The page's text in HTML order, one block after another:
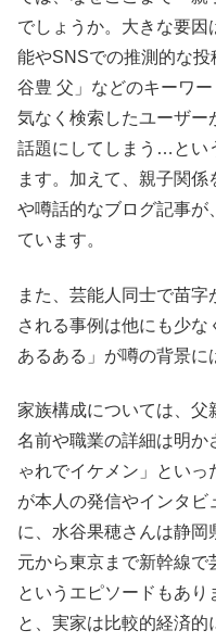
でしょうか。大きな要
能やSNSでの推測的な
谷豊 父」などのキーワ
気なく検索したユーザ
話題にしてしまう…とい
ます。加えて、親子関係
や噂話的なブログ記事が
ています。
また、芸能人同士で苗
される事例は他にも少な
あるある」が噂の背景に
家族構成については、父
名前や職業の詳細は明か
ゃれでイケメン」といっ
が本人の発信やインタビ
に、水谷果穂さんは静
元から東京まで新幹線で
というエピソードもあり
と、実家は比較的経済